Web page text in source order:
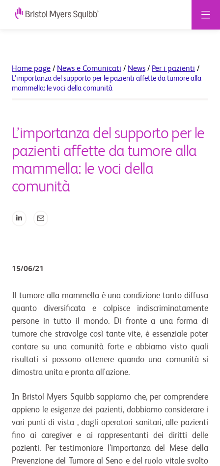
Home page / News e Comunicati / News / Per i pazienti /
L’importanza del supporto per le pazienti affette da tumore alla
mammella: le voci della comunità
L’importanza del supporto per le
pazienti affette da tumore alla
mammella: le voci della
comunità
15/06/21
Il tumore alla mammella è una condizione tanto diffusa
quanto diversificata e colpisce indiscriminatamente
persone in tutto il mondo. Di fronte a una forma di
tumore che stravolge così tante vite, è essenziale poter
contare su una comunità forte e abbiamo visto quali
risultati si possono ottenere quando una comunità si
dimostra unita e pronta all'azione.
In Bristol Myers Squibb sappiamo che, per comprendere
appieno le esigenze dei pazienti, dobbiamo considerare i
vari punti di vista , dagli operatori sanitari, alle pazienti
fino ai caregiver e ai rappresentanti dei diritti delle
pazienti. Per testimoniare l’importanza del Mese della
Prevenzione del Tumore al Seno e del ruolo vitale svolto